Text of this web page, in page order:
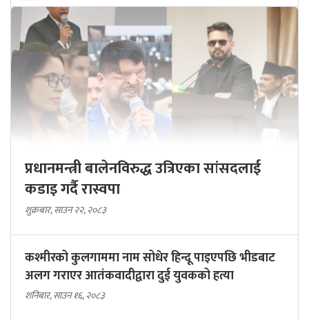
प्रधानमन्त्री बालेनविरुद्ध उत्रिएका सांसदलाई
कडाइ गर्दै रास्वपा
शुक्रबार, साउन २२, २०८३
कश्मीरको कुलगाममा नाम सोधेर हिन्दू पाइएपछि भीडबाट
अलग गराएर आतंकवादीद्वारा दुई युवकको हत्या
शनिबार, साउन १६, २०८३